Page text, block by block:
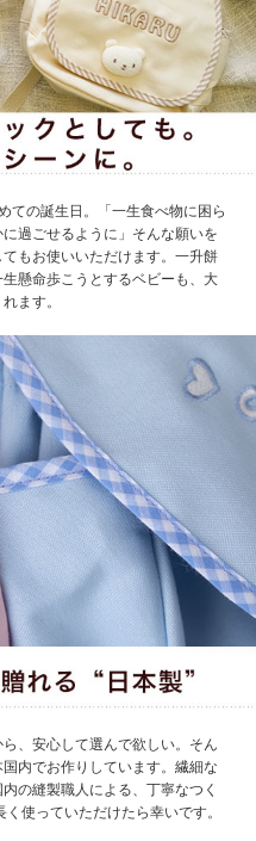
ての誕生日。「一生食べ物に困ら
過ごせるように」そんな願いを
もお使いいただけます。一升餅
懸命歩こうとするベビーも、大
ます。
、安心して選んで欲しい。そん
内でお作りしています。繊細な
の縫製職人による、丁寧なつく
使っていただけたら幸いです。